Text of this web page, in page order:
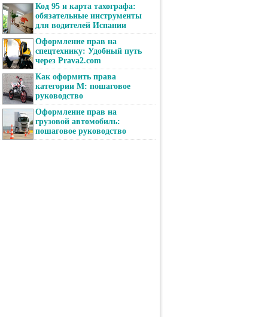
Код 95 и карта тахографа:
обязательные инструменты
для водителей Испании
Оформление прав на
спецтехнику: Удобный путь
через Prava2.com
Как оформить права
категории М: пошаговое
руководство
Оформление прав на
грузовой автомобиль:
пошаговое руководство